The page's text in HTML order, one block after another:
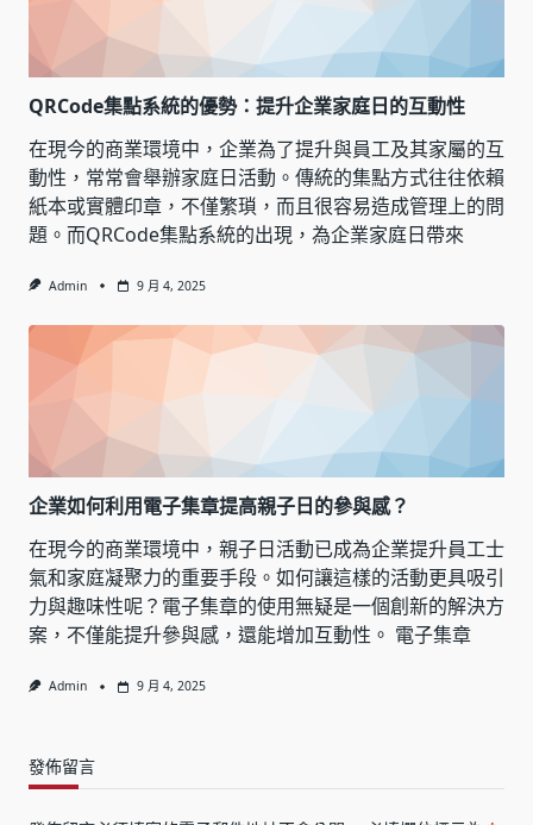
QRCode集點系統的優勢：提升企業家庭日的互動性
在現今的商業環境中，企業為了提升與員工及其家屬的互
動性，常常會舉辦家庭日活動。傳統的集點方式往往依賴
紙本或實體印章，不僅繁瑣，而且很容易造成管理上的問
題。而QRCode集點系統的出現，為企業家庭日帶來
Admin 9 月 4, 2025
企業如何利用電子集章提高親子日的參與感？
在現今的商業環境中，親子日活動已成為企業提升員工士
氣和家庭凝聚力的重要手段。如何讓這樣的活動更具吸引
力與趣味性呢？電子集章的使用無疑是一個創新的解決方
案，不僅能提升參與感，還能增加互動性。 電子集章
Admin 9 月 4, 2025
發佈留言